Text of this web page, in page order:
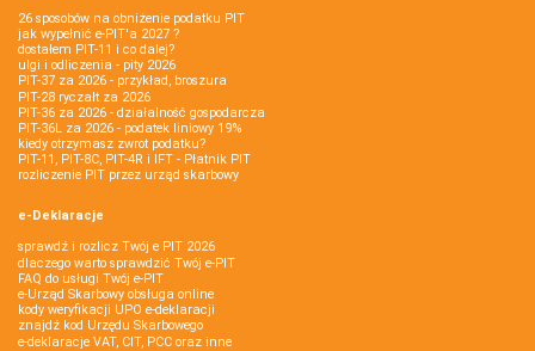
26 sposobów na obniżenie podatku PIT
jak wypełnić e-PIT'a 2027 ?
dostałem PIT-11 i co dalej?
ulgi i odliczenia - pity 2026
PIT-37 za 2026 - przykład, broszura
PIT-28 ryczałt za 2026
PIT-36 za 2026 - działalność gospodarcza
PIT-36L za 2026 - podatek liniowy 19%
kiedy otrzymasz zwrot podatku?
PIT-11, PIT-8C, PIT-4R i IFT - Płatnik PIT
rozliczenie PIT przez urząd skarbowy
e-Deklaracje
sprawdź i rozlicz Twój e PIT 2026
dlaczego warto sprawdzić Twój e-PIT
FAQ do usługi Twój e-PIT
e-Urząd Skarbowy obsługa online
kody weryfikacji UPO e-deklaracji
znajdź kod Urzędu Skarbowego
e-deklaracje VAT, CIT, PCC oraz inne